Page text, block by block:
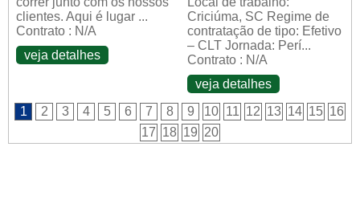
clientes. Aqui é lugar ...
Contrato : N/A
veja detalhes
Criciúma, SC Regime de
contratação de tipo: Efetivo
– CLT Jornada: Perí...
Contrato : N/A
veja detalhes
1
2 3 4 5 6 7 8 9 10 11 12 13 14 15 16
17 18 19 20